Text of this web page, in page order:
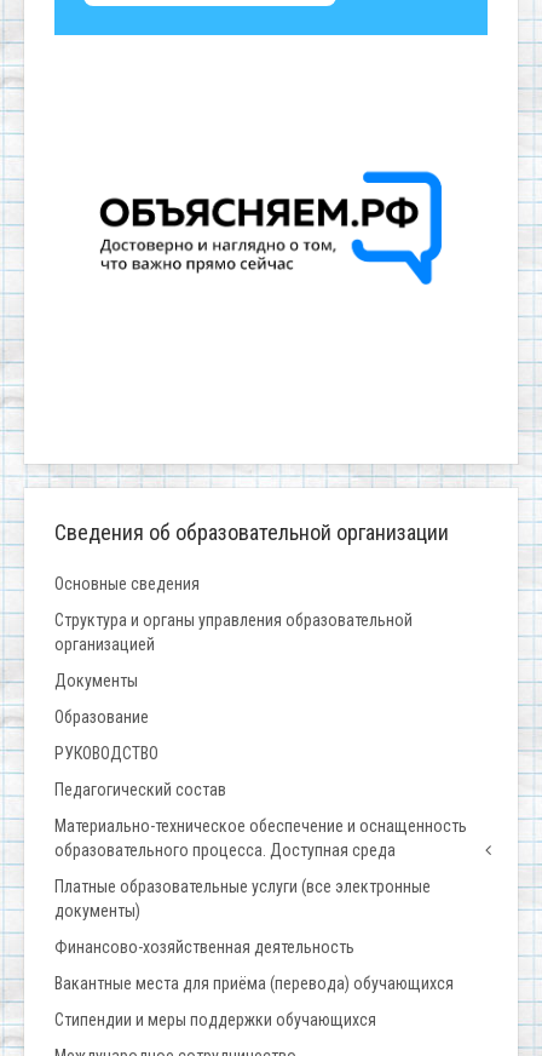
Сведения об образовательной организации
Основные сведения
Структура и органы управления образовательной
организацией
Документы
Образование
РУКОВОДСТВО
Педагогический состав
Материально-техническое обеспечение и оснащенность
образовательного процесса. Доступная среда
Платные образовательные услуги (все электронные
документы)
Финансово-хозяйственная деятельность
Вакантные места для приёма (перевода) обучающихся
Стипендии и меры поддержки обучающихся